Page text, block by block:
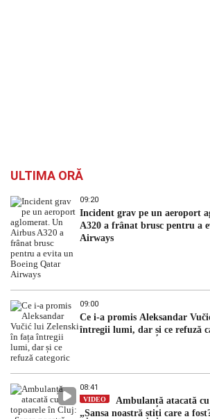
ULTIMA ORĂ
09:20
Incident grav pe un aeroport
A320 a frânat brusc pentru a
Airways
09:00
Ce i-a promis Aleksandar
întregii lumi, dar și ce refuză
08:41
VIDEO
Ambulanță atacată
„Șansa noastră știți care a